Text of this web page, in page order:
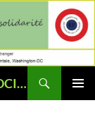
RASSEMBLEMENT ECOLOGISTE & SOCIAL